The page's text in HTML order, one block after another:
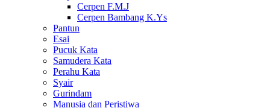
Cerpen F.M.J
Cerpen Bambang K.Ys
Pantun
Esai
Pucuk Kata
Samudera Kata
Perahu Kata
Syair
Gurindam
Manusia dan Peristiwa